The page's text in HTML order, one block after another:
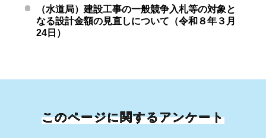
（水道局）建設工事の一般競争入札等の対象と
なる設計金額の見直しについて（令和８年３月
24日）
このページに関するアンケート